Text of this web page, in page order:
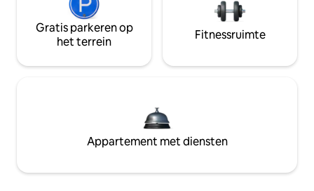
Gratis parkeren op
het terrein
Fitnessruimte
Appartement met diensten